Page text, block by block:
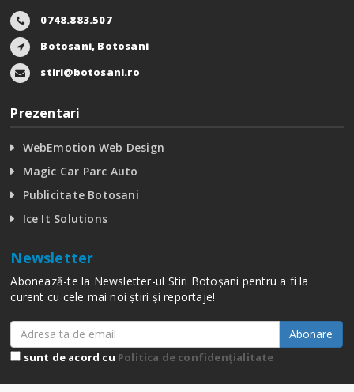
0748.883.507
Botosani, Botosani
stiri@botosani.ro
Prezentari
WebEmotion Web Design
Magic Car Parc Auto
Publicitate Botosani
Ice It Solutions
Newsletter
Abonează-te la Newsletter-ul Stiri Botoșani pentru a fi la
curent cu cele mai noi știri și reportaje!
Abonare
sunt de acord cu Politica de confidențialitate